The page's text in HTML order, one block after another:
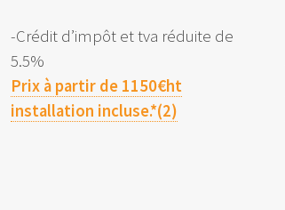
-Crédit d’impôt et tva réduite de
5.5%
Prix à partir de 1150€ht
installation incluse.*(2)